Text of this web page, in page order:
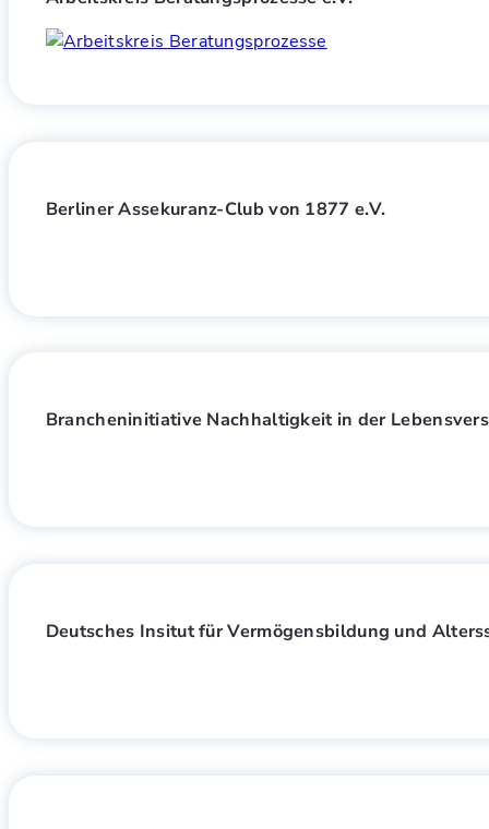
Berliner Assekuranz-Club von 1877 e.V.
Brancheninitiative Nachhaltigkeit in der
Deutsches Insitut für Vermögensbildung und